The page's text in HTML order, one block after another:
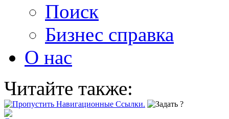
Поиск
Бизнес справка
О нас
Читайте также: